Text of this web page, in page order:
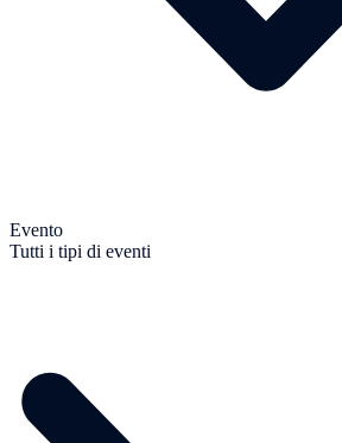
Evento
Tutti i tipi di eventi